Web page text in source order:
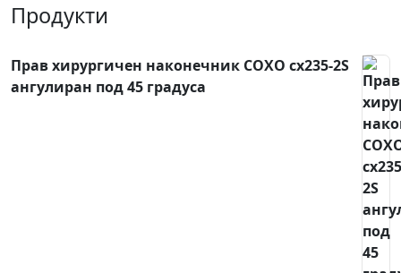
Продукти
Прав хирургичен наконечник COXO cx235-2S
ангулиран под 45 градуса